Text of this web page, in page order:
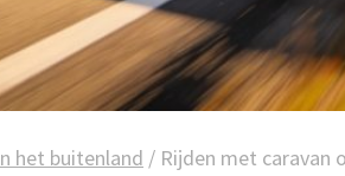
het buitenland / Rijden met caravan